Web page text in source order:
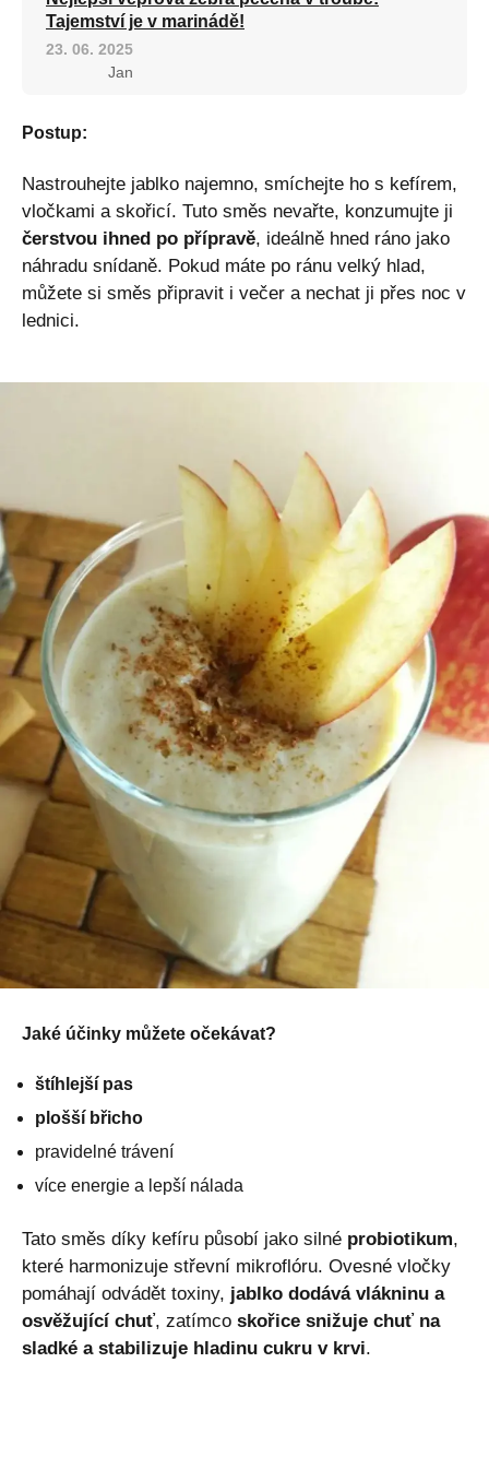
Tajemství je v marinádě!
23. 06. 2025
Jan
Postup:
Nastrouhejte jablko najemno, smíchejte ho s kefírem,
vločkami a skořicí. Tuto směs nevařte, konzumujte ji
čerstvou ihned po přípravě, ideálně hned ráno jako
náhradu snídaně. Pokud máte po ránu velký hlad,
můžete si směs připravit i večer a nechat ji přes noc v
lednici.
Jaké účinky můžete očekávat?
štíhlejší pas
plošší břicho
pravidelné trávení
více energie a lepší nálada
Tato směs díky kefíru působí jako silné probiotikum,
které harmonizuje střevní mikroflóru. Ovesné vločky
pomáhají odvádět toxiny, jablko dodává vlákninu a
osvěžující chuť, zatímco skořice snižuje chuť na
sladké a stabilizuje hladinu cukru v krvi.